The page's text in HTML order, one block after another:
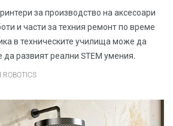
за производство на аксесоари
и части за техния ремонт по време
в техническите училища може да
да развият реални STEM умения.